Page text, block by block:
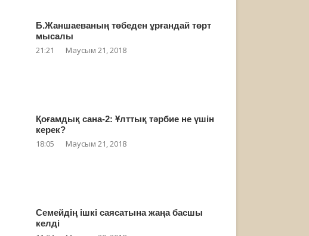
Б.Жаншаеваның төбеден ұрғандай төрт
мысалы
21:21 Маусым 21, 2018
Қоғамдық сана-2: Ұлттық тәрбие не үшін
керек?
18:05 Маусым 21, 2018
Семейдің ішкі саясатына жаңа басшы
келді